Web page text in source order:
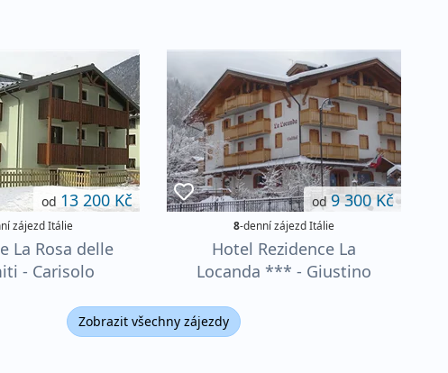
od 13 200 Kč
zájezd Itálie
La Rosa delle
- Carisolo
od 9 300 Kč
8-denní zájezd Itálie
Hotel Rezidence La
Locanda *** - Giustino
Zobrazit všechny zájezdy